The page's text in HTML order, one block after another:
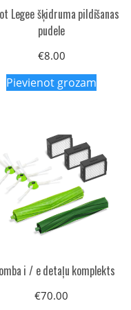
Legee šķidruma pildīšanas
pudele
€8.00
Pievienot grozam
i / e detaļu komplekts
€70.00